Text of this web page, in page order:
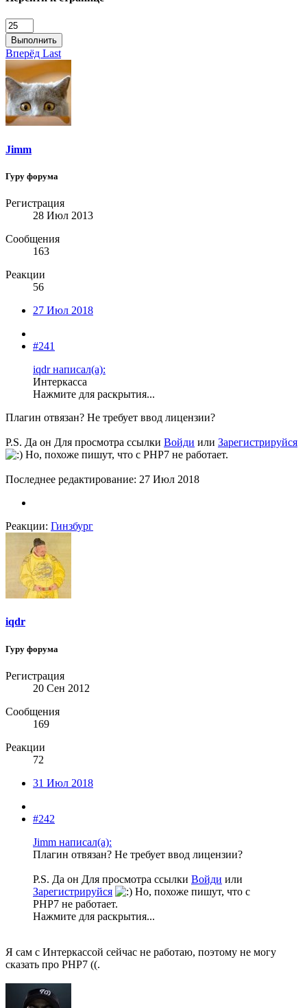
Выполнить
Вперёд Last
Jimm
Гуру форума
Регистрация
28 Июл 2013
Сообщения
163
Реакции
56
27 Июл 2018
#241
iqdr написал(а):
Интеркасса
Нажмите для раскрытия...
Плагин отвязан? Не требует ввод лицензии?
P.S. Да он Для просмотра ссылки Войди или Зарегистрируйся
Но, похоже пишут, что с PHP7 не работает.
Последнее редактирование: 27 Июл 2018
Реакции: Гинзбург
iqdr
Гуру форума
Регистрация
20 Сен 2012
Сообщения
169
Реакции
72
31 Июл 2018
#242
Jimm написал(а):
Плагин отвязан? Не требует ввод лицензии?
P.S. Да он Для просмотра ссылки Войди или
Зарегистрируйся
Но, похоже пишут, что с
PHP7 не работает.
Нажмите для раскрытия...
Я сам с Интеркассой сейчас не работаю, поэтому не могу
сказать про PHP7 ((.